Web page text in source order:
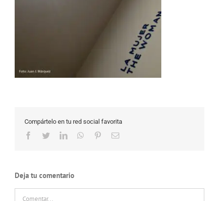
Compártelo en tu red social favorita
Facebook
TwitterLinkedInWhatsApp
PinterestCorreo
Deja tu comentario